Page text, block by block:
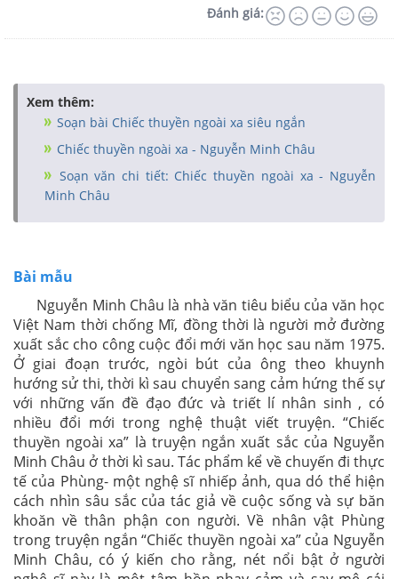
Đánh giá:
Xem thêm:
Soạn bài Chiếc thuyền ngoài xa siêu ngắn
Chiếc thuyền ngoài xa - Nguyễn Minh Châu
Soạn văn chi tiết: Chiếc thuyền ngoài xa - Nguyễn
Minh Châu
Bài mẫu
Nguyễn Minh Châu là nhà văn tiêu biểu của văn học
Việt Nam thời chống Mĩ, đồng thời là người mở đường
xuất sắc cho công cuộc đổi mới văn học sau năm 1975.
Ở giai đoạn trước, ngòi bút của ông theo khuynh
hướng sử thi, thời kì sau chuyển sang cảm hứng thế sự
với những vấn đề đạo đức và triết lí nhân sinh , có
nhiều đổi mới trong nghệ thuật viết truyện. “Chiếc
thuyền ngoài xa” là truyện ngắn xuất sắc của Nguyễn
Minh Châu ở thời kì sau. Tác phẩm kể về chuyến đi thực
tế của Phùng- một nghệ sĩ nhiếp ảnh, qua dó thể hiện
cách nhìn sâu sắc của tác giả về cuộc sống và sự băn
khoăn về thân phận con người. Về nhân vật Phùng
trong truyện ngắn “Chiếc thuyền ngoài xa” của Nguyễn
Minh Châu, có ý kiến cho rằng, nét nổi bật ở người